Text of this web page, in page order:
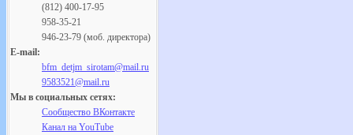
(812) 400-17-95
958-35-21
946-23-79 (моб. директора)
E-mail:
bfm_detjm_sirotam@mail.ru
9583521@mail.ru
Мы в социальных сетях:
Сообщество ВКонтакте
Канал на YouTube